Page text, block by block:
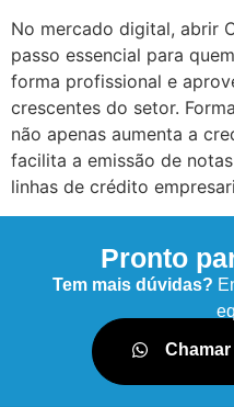
No mercado digital, abrir
passo essencial para
forma profissional e
crescentes do setor.
não apenas aumenta a
facilita a emissão de
linhas de crédito
Pronto
Tem mais dúvidas?